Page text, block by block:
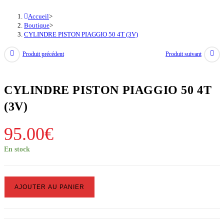
Accueil>
Boutique>
CYLINDRE PISTON PIAGGIO 50 4T (3V)
Produit précédent Produit suivant
CYLINDRE PISTON PIAGGIO 50 4T
(3V)
95.00€
En stock
AJOUTER AU PANIER